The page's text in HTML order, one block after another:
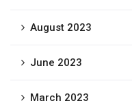
August 2023
June 2023
March 2023